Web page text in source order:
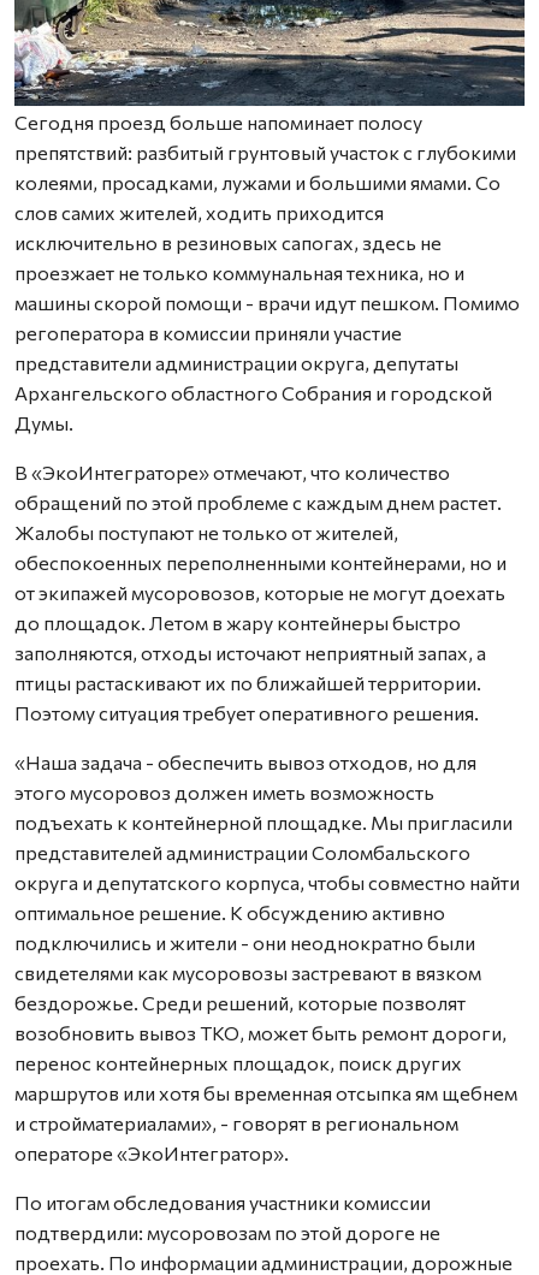
Сегодня проезд больше напоминает полосу
препятствий: разбитый грунтовый участок с глубокими
колеями, просадками, лужами и большими ямами. Со
слов самих жителей, ходить приходится
исключительно в резиновых сапогах, здесь не
проезжает не только коммунальная техника, но и
машины скорой помощи - врачи идут пешком. Помимо
регоператора в комиссии приняли участие
представители администрации округа, депутаты
Архангельского областного Собрания и городской
Думы.
В «ЭкоИнтеграторе» отмечают, что количество
обращений по этой проблеме с каждым днем растет.
Жалобы поступают не только от жителей,
обеспокоенных переполненными контейнерами, но и
от экипажей мусоровозов, которые не могут доехать
до площадок. Летом в жару контейнеры быстро
заполняются, отходы источают неприятный запах, а
птицы растаскивают их по ближайшей территории.
Поэтому ситуация требует оперативного решения.
«Наша задача - обеспечить вывоз отходов, но для
этого мусоровоз должен иметь возможность
подъехать к контейнерной площадке. Мы пригласили
представителей администрации Соломбальского
округа и депутатского корпуса, чтобы совместно найти
оптимальное решение. К обсуждению активно
подключились и жители - они неоднократно были
свидетелями как мусоровозы застревают в вязком
бездорожье. Среди решений, которые позволят
возобновить вывоз ТКО, может быть ремонт дороги,
перенос контейнерных площадок, поиск других
маршрутов или хотя бы временная отсыпка ям щебнем
и стройматериалами», - говорят в региональном
операторе «ЭкоИнтегратор».
По итогам обследования участники комиссии
подтвердили: мусоровозам по этой дороге не
проехать. По информации администрации, дорожные